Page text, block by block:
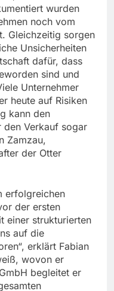
wurden
noch vom
Gleichzeitig sorgen
Unsicherheiten
dafür, dass
sind und
Unternehmer
heute auf Risiken
kann den
den Verkauf sogar
Zamzau,
der Otter
erfolgreichen
der ersten
einer strukturierten
auf die
erklärt Fabian
wovon er
begleitet er